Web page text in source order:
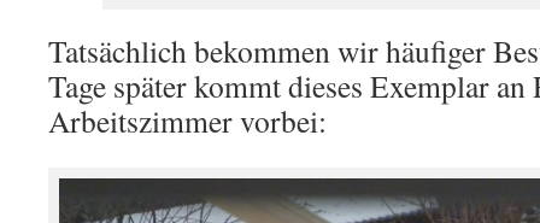
Tatsächlich bekommen wir häufiger
Tage später kommt dieses Exemplar an
Arbeitszimmer vorbei: